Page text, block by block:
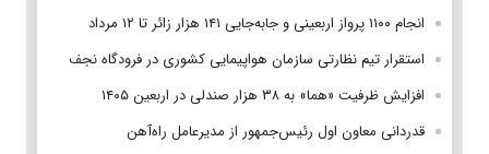
انجام ۱۱۰۰ پرواز اربعینی و جابه‌جایی ۱۴۱ هزار زائر تا ۱۲ مرداد
استقرار تیم‌ نظارتی سازمان هواپیمایی کشوری در فرودگاه نجف
افزایش ظرفیت «هما» به ۳۸ هزار صندلی در اربعین ۱۴۰۵
قدردانی معاون اول رئیس‌جمهور از مدیرعامل راه‌آهن